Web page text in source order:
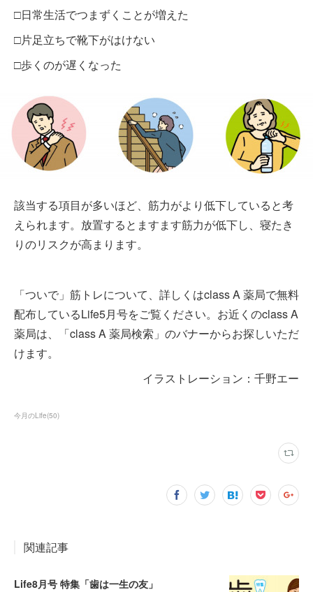
□日常生活でつまずくことが増えた
□片足立ちで靴下がはけない
□歩くのが遅くなった
該当する項目が多いほど、筋力がより低下していると考
えられます。放置するとますます筋力が低下し、寝たき
りのリスクが高まります。
「ついで」筋トレについて、詳しくはclass A 薬局で無料
配布しているLife5月号をご覧ください。お近くのclass A
薬局は、「class A 薬局検索」のバナーからお探しいただ
けます。
イラストレーション：千野エー
今月のLife(50)
関連記事
Life8月号 特集「歯は一生の友」